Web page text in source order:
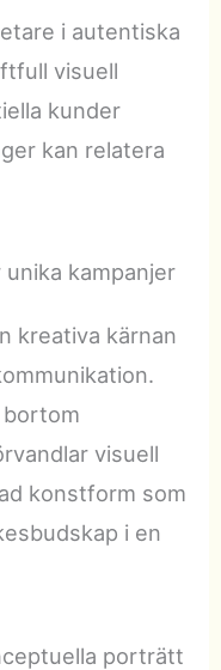
i autentiska
visuell
kunder
kan relatera
kampanjer
kreativa kärnan
visuell
konstform som
i en
porträtt